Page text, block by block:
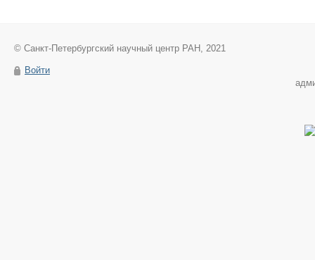
© Санкт-Петербургский научный центр РАН, 2021
Войти